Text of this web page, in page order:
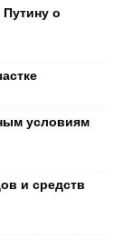
о
условиям
и средств